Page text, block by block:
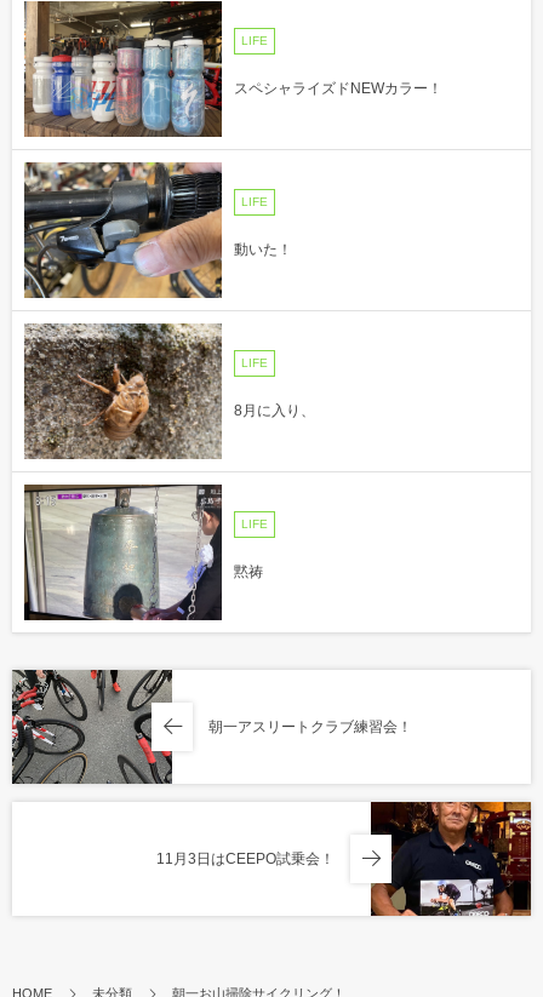
LIFE
スペシャライズドNEWカラー！
LIFE
動いた！
LIFE
8月に入り、
LIFE
黙祷
朝一アスリートクラブ練習会！
11月3日はCEEPO試乗会！
HOME 未分類 朝一お山掃除サイクリング！